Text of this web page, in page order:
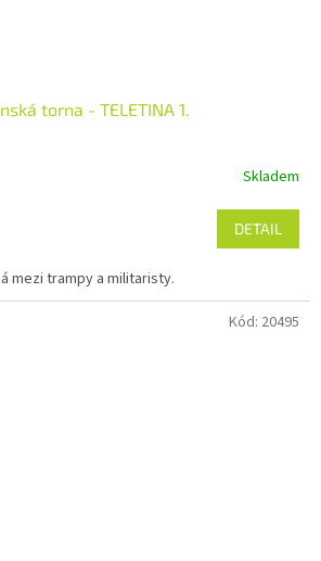
torna - TELETINA 1.
Skladem
DETAIL
mezi trampy a militaristy.
Kód: 20495